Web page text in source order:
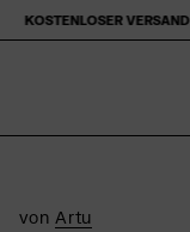
•‎ ‎ ‎ ‎ ‎ ‎ ‎ ‎ 50-TAGE
von Artu